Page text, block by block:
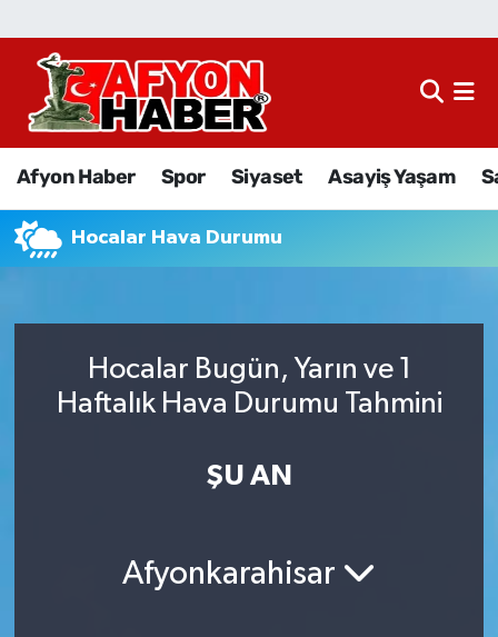
Afyon Haber Spor Siyaset Asayiş Yaşam
Hocalar Hava Durumu
Hocalar Bugün, Yarın ve 1
Haftalık Hava Durumu Tahmini
ŞU AN
Afyonkarahisar
Afyon Haber
Asayiş Yaşam
Eğitim